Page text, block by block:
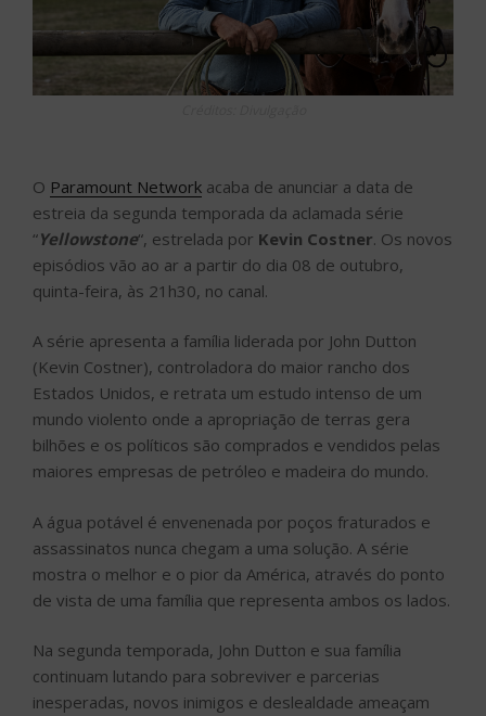
O Paramount Network acaba de anunciar a data de
estreia da segunda temporada da aclamada série
“Yellowstone“, estrelada por Kevin Costner. Os novos
episódios vão ao ar a partir do dia 08 de outubro,
quinta-feira, às 21h30, no canal.
A série apresenta a família liderada por John Dutton
(Kevin Costner), controladora do maior rancho dos
Estados Unidos, e retrata um estudo intenso de um
mundo violento onde a apropriação de terras gera
bilhões e os políticos são comprados e vendidos pelas
maiores empresas de petróleo e madeira do mundo.
A água potável é envenenada por poços fraturados e
assassinatos nunca chegam a uma solução. A série
mostra o melhor e o pior da América, através do ponto
de vista de uma família que representa ambos os lados.
Na segunda temporada, John Dutton e sua família
continuam lutando para sobreviver e parcerias
inesperadas, novos inimigos e deslealdade ameaçam